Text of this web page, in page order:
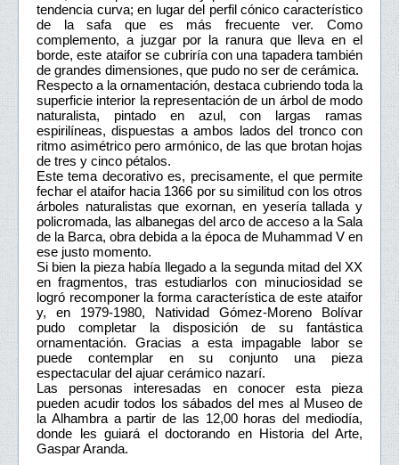
tendencia curva; en lugar del perfil cónico característico
de la safa que es más frecuente ver. Como
complemento, a juzgar por la ranura que lleva en el
borde, este ataifor se cubriría con una tapadera también
de grandes dimensiones, que pudo no ser de cerámica.
Respecto a la ornamentación, destaca cubriendo toda la
superficie interior la representación de un árbol de modo
naturalista, pintado en azul, con largas ramas
espirilíneas, dispuestas a ambos lados del tronco con
ritmo asimétrico pero armónico, de las que brotan hojas
de tres y cinco pétalos.
Este tema decorativo es, precisamente, el que permite
fechar el ataifor hacia 1366 por su similitud con los otros
árboles naturalistas que exornan, en yesería tallada y
policromada, las albanegas del arco de acceso a la Sala
de la Barca, obra debida a la época de Muhammad V en
ese justo momento.
Si bien la pieza había llegado a la segunda mitad del XX
en fragmentos, tras estudiarlos con minuciosidad se
logró recomponer la forma característica de este ataifor
y, en 1979-1980, Natividad Gómez-Moreno Bolívar
pudo completar la disposición de su fantástica
ornamentación. Gracias a esta impagable labor se
puede contemplar en su conjunto una pieza
espectacular del ajuar cerámico nazarí.
Las personas interesadas en conocer esta pieza
pueden acudir todos los sábados del mes al Museo de
la Alhambra a partir de las 12,00 horas del mediodía,
donde les guiará el doctorando en Historia del Arte,
Gaspar Aranda.